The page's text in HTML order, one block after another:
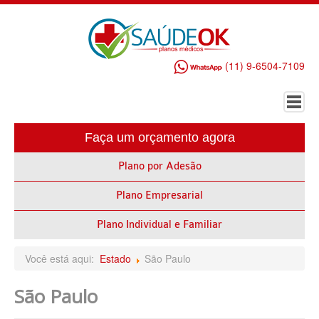
(11) 9-6504-7109
PLANO DE SAÚDE EMPRESARIAL
ALLIANZ PLANO DE SAÚDE EMPRESARIAL
AMEPLAN PLANO DE SAÚDE EMPRESARIAL
BIOVIDA PLANO DE SAÚDE EMPRESARIAL
Faça um orçamento agora
Plano por Adesão
Plano Empresarial
Plano Individual e Familiar
Você está aqui: Estado São Paulo
São Paulo